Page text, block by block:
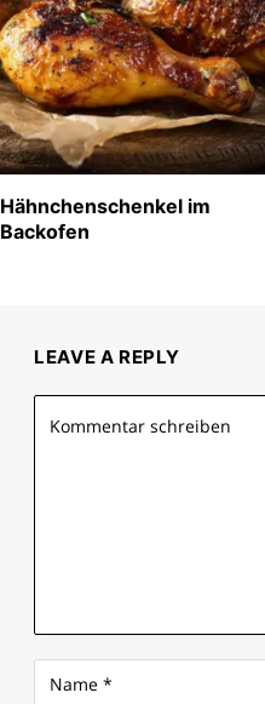
Hähnchenschenkel im
Backofen
LEAVE A REPLY